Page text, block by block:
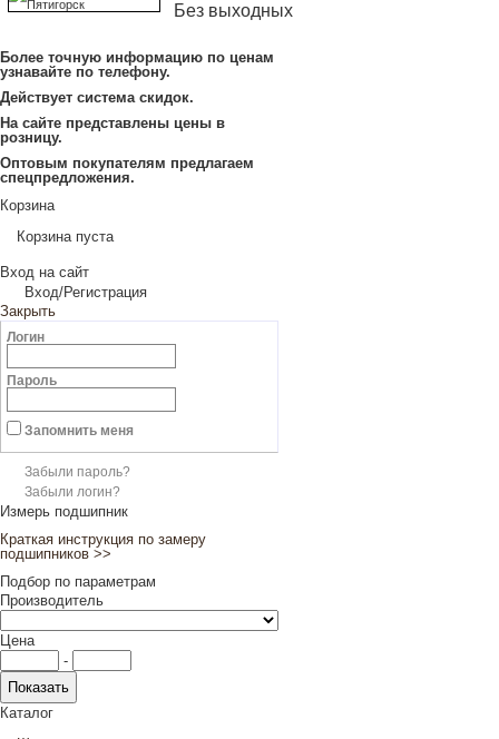
Без выходных
Более точную информацию по ценам
узнавайте по телефону.
Действует система скидок.
На сайте представлены цены в
розницу.
Оптовым покупателям предлагаем
спецпредложения.
Корзина
Корзина пуста
Вход на сайт
Вход/Регистрация
Закрыть
Логин
Пароль
Запомнить меня
Забыли пароль?
Забыли логин?
Измерь подшипник
Краткая инструкция по замеру
подшипников >>
Подбор по параметрам
Производитель
Цена
-
Каталог